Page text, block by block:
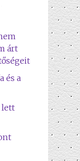
árt
és a
lett